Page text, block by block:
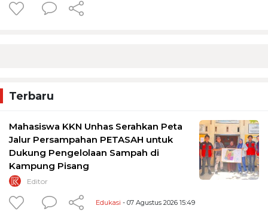
Terbaru
Mahasiswa KKN Unhas Serahkan Peta
Jalur Persampahan PETASAH untuk
Dukung Pengelolaan Sampah di
Kampung Pisang
Editor
Edukasi - 07 Agustus 2026 15:49